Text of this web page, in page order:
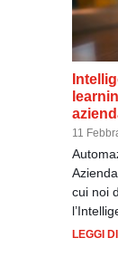
11
cui noi
LEGGI